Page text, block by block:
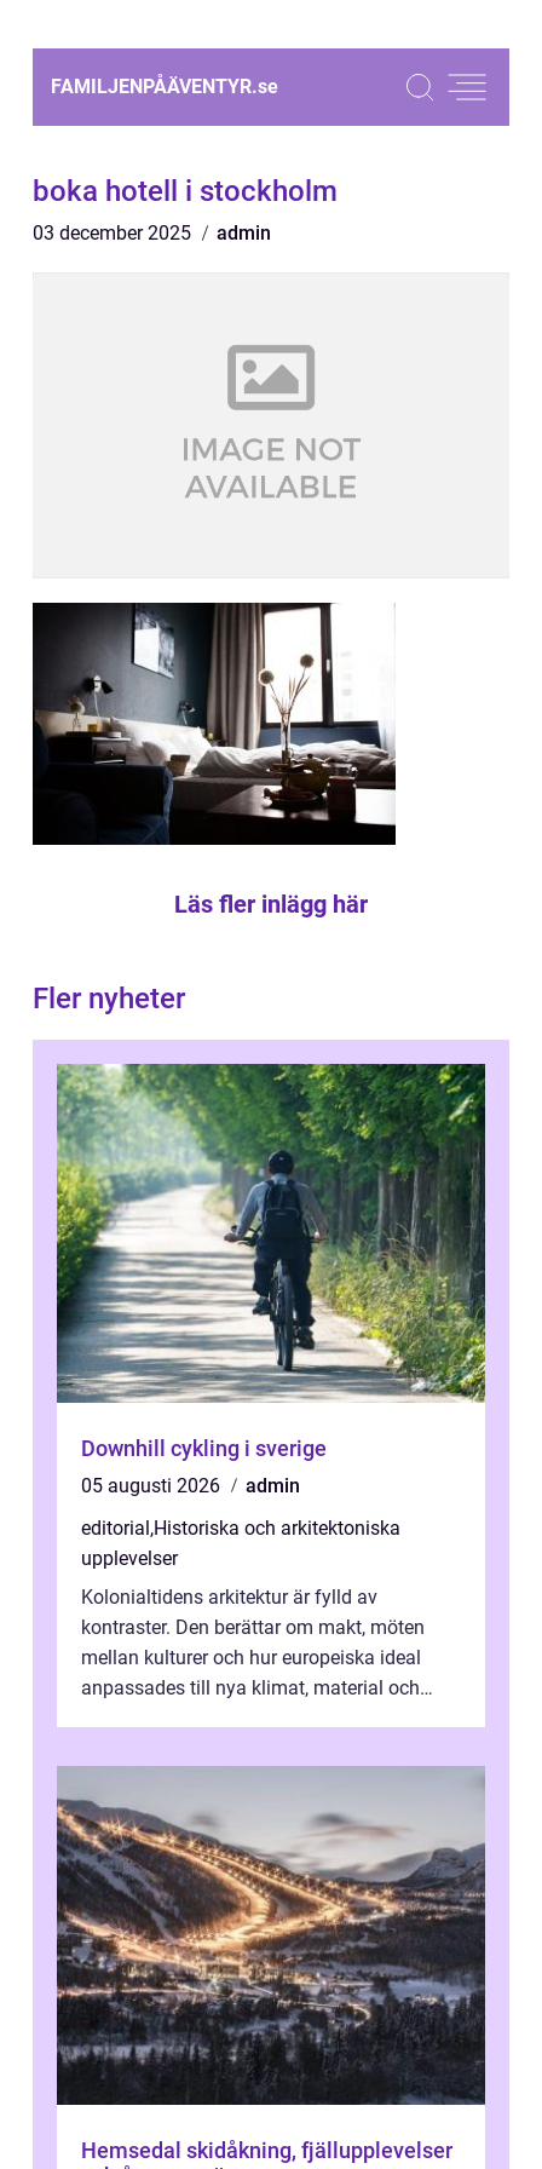
FAMILJENPÅÄVENTYR.se
boka hotell i stockholm
03 december 2025 admin
Läs fler inlägg här
Fler nyheter
Downhill cykling i sverige
05 augusti 2026
admin
editorial,Historiska och arkitektoniska
upplevelser
Kolonialtidens arkitektur är fylld av
kontraster. Den berättar om makt, möten
mellan kulturer och hur europeiska ideal
anpassades till nya klimat, material och
Hemsedal skidåkning, fjällupplevelser